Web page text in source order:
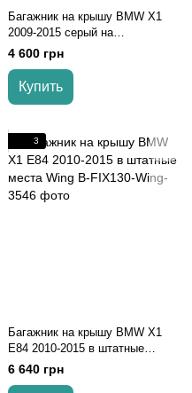
Багажник на крышу BMW X1
2009-2015 серый на
интегрированные рейлинги
4 600 грн
Купить
3
Багажник на крышу BMW X1
E84 2010-2015 в штатные
места Wing
6 640 грн